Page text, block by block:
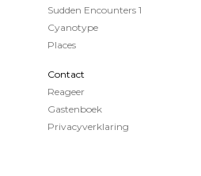
Sudden Encounters 1
Cyanotype
Places
Contact
Reageer
Gastenboek
Privacyverklaring